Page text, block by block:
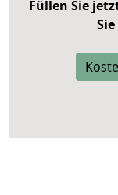
Füllen Sie